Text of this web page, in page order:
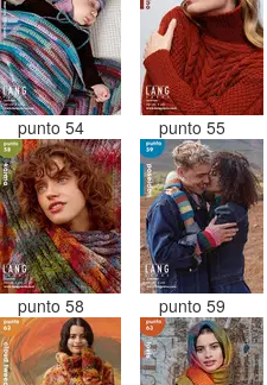
punto 54 punto 55
punto 58 punto 59